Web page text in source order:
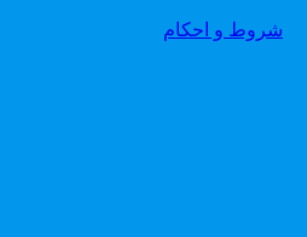
شروط و احكام